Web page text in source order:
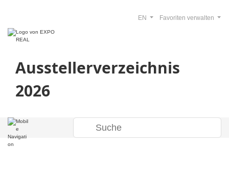
Ausstellerverzeichnis
2026
Favoriten verwalten
EN